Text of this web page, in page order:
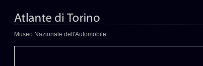
Museo Nazionale dell'Automobile